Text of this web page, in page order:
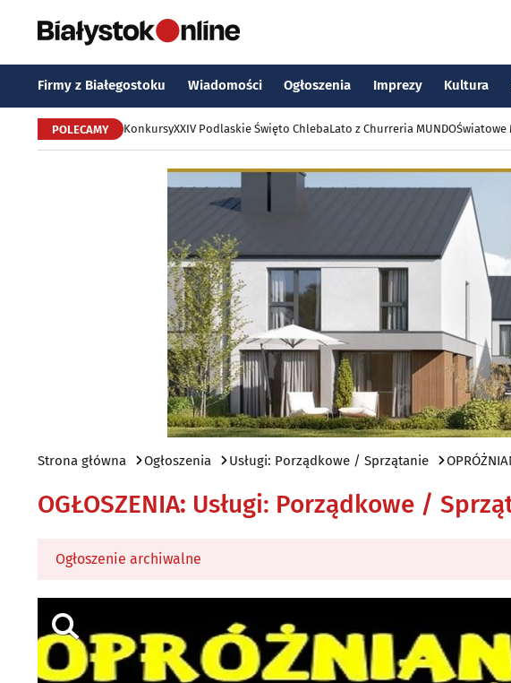
Firmy z Białegostoku Wiadomości Ogłoszenia Imprezy Kultura
POLECAMY KonkursyXXIV Podlaskie Święto ChlebaLato z Churreria MUNDOŚwiatowe
Strona główna Ogłoszenia Usługi: Porządkowe / Sprzątanie
OGŁOSZENIA: Usługi: Porządkowe /
Ogłoszenie archiwalne